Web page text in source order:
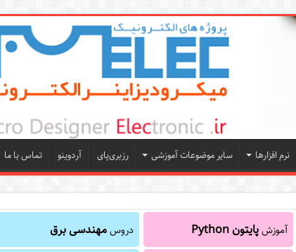
نرم افزارها سایر موضوعات آموزشی رزبری‌پای آردوینو تماس با ما
آموزشپایتون Python دروسمهندسی برق